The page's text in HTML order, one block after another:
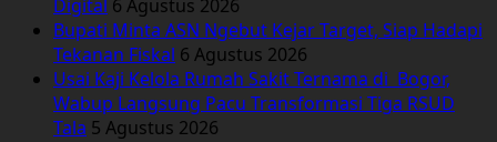
Digital 6 Agustus 2026
Bupati Minta ASN Ngebut Kejar Target, Siap Hadapi
Tekanan Fiskal 6 Agustus 2026
Usai Kaji Kelola Rumah Sakit Ternama di Bogor,
Wabup Langsung Pacu Transformasi Tiga RSUD
Tala 5 Agustus 2026